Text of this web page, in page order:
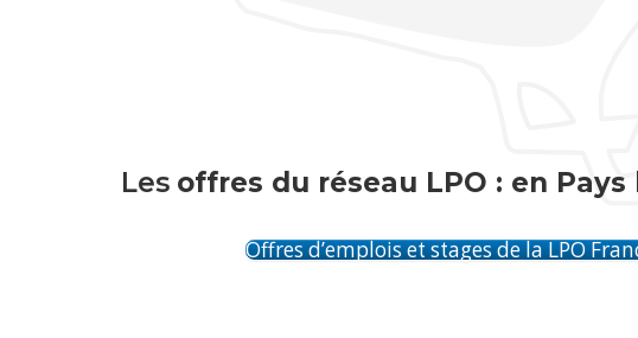
Les offres du réseau LPO : en
Offres d’emplois et stages de la LPO